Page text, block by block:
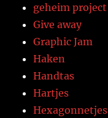
geheim project
Give away
Graphic Jam
Haken
Handtas
Hartjes
Hexagonnetjes